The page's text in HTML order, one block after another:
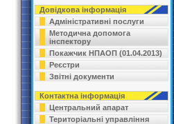
Довідкова інформація
Адміністративні послуги
Методична допомога
інспектору
Покажчик НПАОП (01.04.2013)
Реєстри
Звітні документи
Контактна інформація
Центральний апарат
Територіальні управління